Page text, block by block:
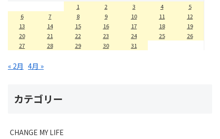
1
2 3 4
5
6
7 8 9 10 11
12
13
14 15 16 17 18
19
20
21 22 23 24 25
26
27
28 29 30 31
« 2月 4月 »
カテゴリー
CHANGE MY LIFE